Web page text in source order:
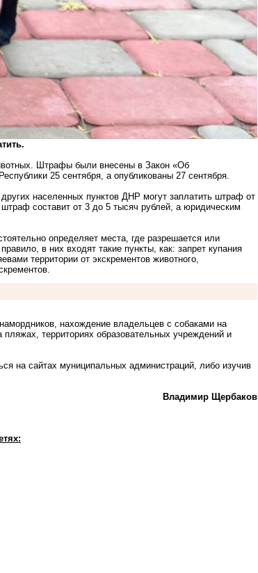
Штрафы были внесены в Закон «Об
25 сентября, а опубликованы 27 сентября.
населенных пунктов ДНР могут заплатить штраф от
составит от 3 до 5 тысяч рублей, а юридическим
определяет места, где разрешается или
в них входят такие пункты, как: запрет купания
территории от экскрементов животного,
нахождение владельцев с собаками на
территориях образовательных учреждений и
на сайтах муниципальных администраций, либо изучив
Владимир Щербаков